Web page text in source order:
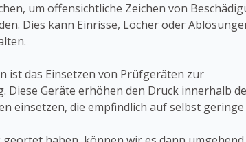
um offensichtliche Zeichen von
Dies kann Einrisse, Löcher oder
ist das Einsetzen von Prüfgeräten zur
Diese Geräte erhöhen den Druck innerhalb
einsetzen, die empfindlich auf selbst